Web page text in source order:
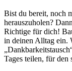
Bist du bereit, noch
herauszuholen?
Richtige für dich!
in deinen Alltag ein.
Tages teilen, für den